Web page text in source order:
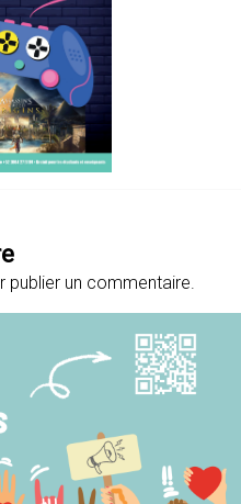
publier un commentaire.